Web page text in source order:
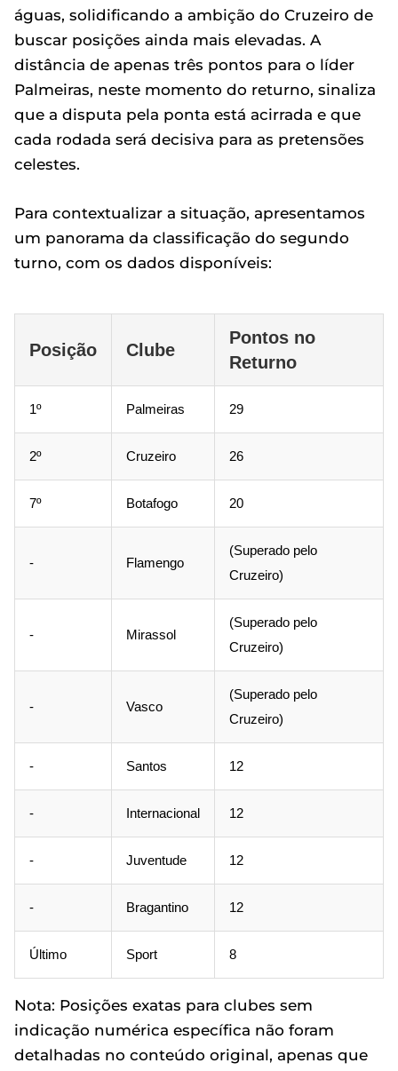
águas, solidificando a ambição do Cruzeiro de
buscar posições ainda mais elevadas. A
distância de apenas três pontos para o líder
Palmeiras, neste momento do returno, sinaliza
que a disputa pela ponta está acirrada e que
cada rodada será decisiva para as pretensões
celestes.
Para contextualizar a situação, apresentamos
um panorama da classificação do segundo
turno, com os dados disponíveis:
Posição Clube
Pontos no
Returno
1º Palmeiras 29
2º Cruzeiro 26
7º Botafogo 20
- Flamengo
(Superado pelo
Cruzeiro)
- Mirassol
(Superado pelo
Cruzeiro)
- Vasco
(Superado pelo
Cruzeiro)
- Santos 12
- Internacional 12
- Juventude 12
- Bragantino 12
Último Sport 8
Nota: Posições exatas para clubes sem
indicação numérica específica não foram
detalhadas no conteúdo original, apenas que